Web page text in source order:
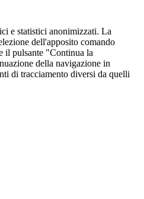
e statistici anonimizzati. La
dell'apposito comando
il pulsante "Continua la
della navigazione in
di tracciamento diversi da quelli